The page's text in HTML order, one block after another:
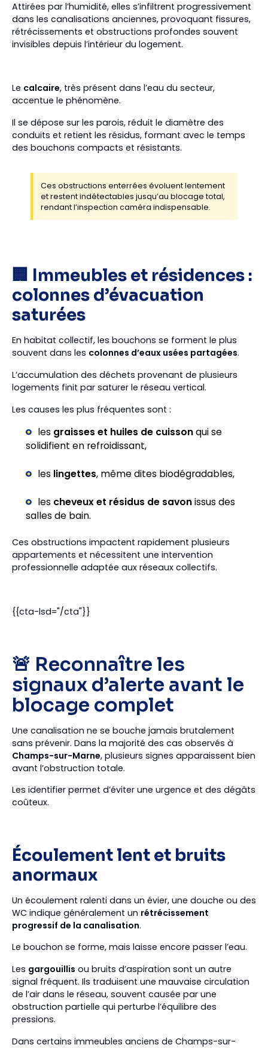
Attirées par l’humidité, elles s’infiltrent progressivement
dans les canalisations anciennes, provoquant fissures,
rétrécissements et obstructions profondes souvent
invisibles depuis l’intérieur du logement.
Le calcaire, très présent dans l’eau du secteur,
accentue le phénomène.
Il se dépose sur les parois, réduit le diamètre des
conduits et retient les résidus, formant avec le temps
des bouchons compacts et résistants.
Ces obstructions enterrées évoluent lentement
et restent indétectables jusqu’au blocage total,
rendant l’inspection caméra indispensable.
🏢 Immeubles et résidences :
colonnes d’évacuation
saturées
En habitat collectif, les bouchons se forment le plus
souvent dans les colonnes d’eaux usées partagées.
L’accumulation des déchets provenant de plusieurs
logements finit par saturer le réseau vertical.
Les causes les plus fréquentes sont :
les graisses et huiles de cuissonqui se
solidifient en refroidissant,
les lingettes, même dites biodégradables,
les cheveux et résidus de savonissus des
salles de bain.
Ces obstructions impactent rapidement plusieurs
appartements et nécessitent une intervention
professionnelle adaptée aux réseaux collectifs.
{{cta-lsd="/cta"}}
🚨 Reconnaître les
signaux d’alerte avant le
blocage complet
Une canalisation ne se bouche jamais brutalement
sans prévenir. Dans la majorité des cas observés à
Champs-sur-Marne, plusieurs signes apparaissent bien
avant l’obstruction totale.
Les identifier permet d’éviter une urgence et des dégâts
coûteux.
Écoulement lent et bruits
anormaux
Un écoulement ralenti dans un évier, une douche ou des
WC indique généralement un rétrécissement
progressif de la canalisation.
Le bouchon se forme, mais laisse encore passer l’eau.
Les gargouillis ou bruits d’aspiration sont un autre
signal fréquent. Ils traduisent une mauvaise circulation
de l’air dans le réseau, souvent causée par une
obstruction partielle qui perturbe l’équilibre des
pressions.
Dans certains immeubles anciens de Champs-sur-